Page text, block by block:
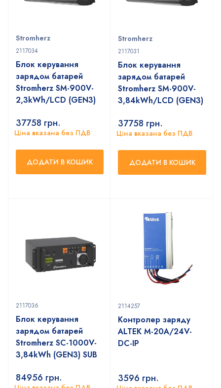
Stromherz
2117034
Блок керування
зарядом батарей
Stromherz SM-900V-
2,3kWh/LCD (GEN3)
37758 грн.
Ціна вказана без ПДВ
ДОДАТИ В КОШИК
Stromherz
2117031
Блок керування
зарядом батарей
Stromherz SM-900V-
3,84kWh/LCD (GEN3)
37758 грн.
Ціна вказана без ПДВ
ДОДАТИ В КОШИК
2117036
Блок керування
зарядом батарей
Stromherz SС-1000V-
3,84kWh (GEN3) SUB
84956 грн.
2114257
Контролер заряду
ALTEK M-20А/24V-
DC-IP
3596 грн.